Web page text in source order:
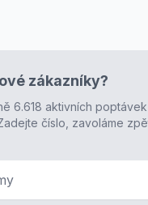
zákazníky?
6.618 aktivních
číslo, zavoláme